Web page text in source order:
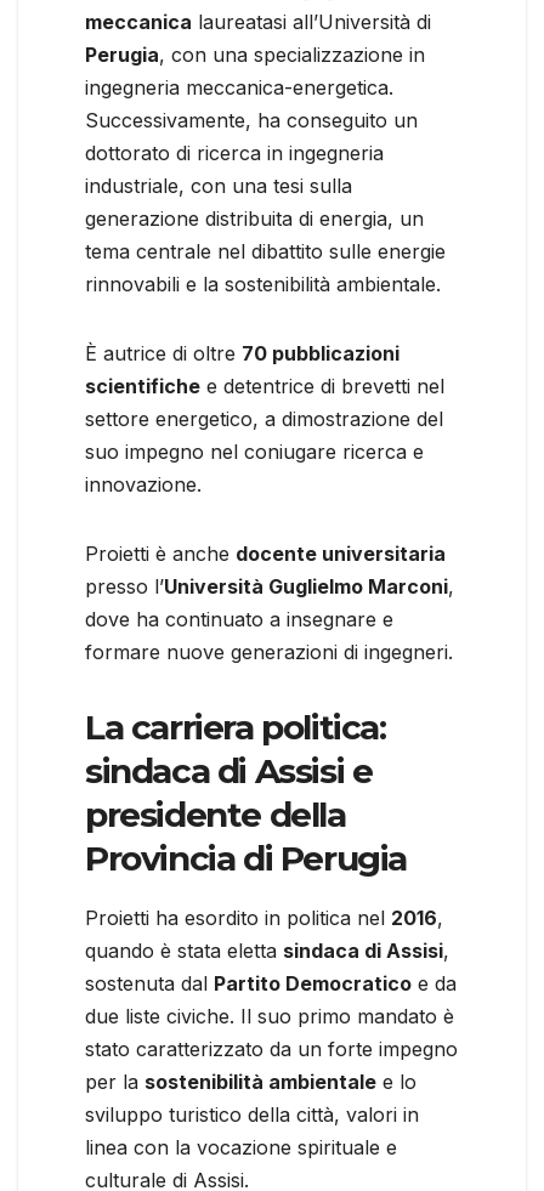
meccanica laureatasi all’Università di
Perugia, con una specializzazione in
ingegneria meccanica-energetica.
Successivamente, ha conseguito un
dottorato di ricerca in ingegneria
industriale, con una tesi sulla
generazione distribuita di energia, un
tema centrale nel dibattito sulle energie
rinnovabili e la sostenibilità ambientale.
È autrice di oltre 70 pubblicazioni
scientifiche e detentrice di brevetti nel
settore energetico, a dimostrazione del
suo impegno nel coniugare ricerca e
innovazione.
Proietti è anche docente universitaria
presso l’Università Guglielmo Marconi,
dove ha continuato a insegnare e
formare nuove generazioni di ingegneri.
La carriera politica:
sindaca di Assisi e
presidente della
Provincia di Perugia
Proietti ha esordito in politica nel 2016,
quando è stata eletta sindaca di Assisi,
sostenuta dal Partito Democratico e da
due liste civiche. Il suo primo mandato è
stato caratterizzato da un forte impegno
per la sostenibilità ambientale e lo
sviluppo turistico della città, valori in
linea con la vocazione spirituale e
culturale di Assisi.